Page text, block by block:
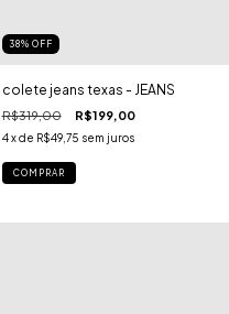
38% OFF
colete jeans texas - JEANS
R$319,00 R$199,00
4 x de R$49,75 sem juros
COMPRAR